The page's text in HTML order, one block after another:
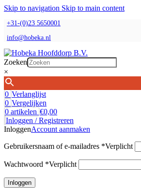
Skip to navigation Skip to main content
+31-(0)23 5650001
info@hobeka.nl
Zoeken
×
0 Verlanglijst
0 Vergelijken
0 artikelen €0,00
Inloggen / Registreren
InloggenAccount aanmaken
Gebruikersnaam of e-mailadres *Verplicht
Wachtwoord *Verplicht
Inloggen